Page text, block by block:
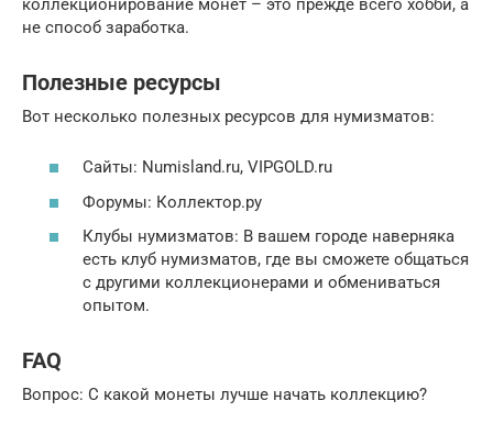
не способ заработка.
Полезные ресурсы
Вот несколько полезных ресурсов для нумизматов:
Сайты: Numisland.ru, VIPGOLD.ru
Форумы: Коллектор.ру
Клубы нумизматов: В вашем городе наверняка
есть клуб нумизматов, где вы сможете общаться
с другими коллекционерами и обмениваться
опытом.
FAQ
Вопрос: С какой монеты лучше начать коллекцию?